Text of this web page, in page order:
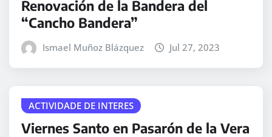
Renovación de la Bandera del
“Cancho Bandera”
Ismael Muñoz Blázquez Jul 27, 2023
ACTIVIDADE DE INTERES
Viernes Santo en Pasarón de la Vera